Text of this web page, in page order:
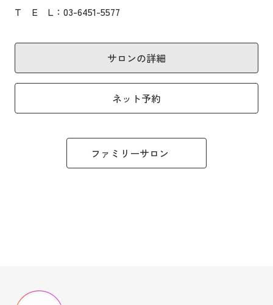
T
E L ：03-6451-5577
サロンの詳細
ネット予約
ファミリーサロン